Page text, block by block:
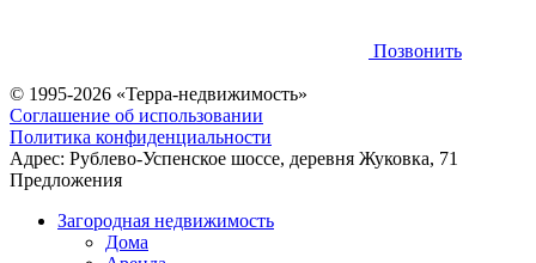
Позвонить
© 1995-2026 «Терра-недвижимость»
Соглашение об использовании
Политика конфиденциальности
Адрес: Рублево-Успенское шоссе, деревня Жуковка, 71
Предложения
Загородная недвижимость
Дома